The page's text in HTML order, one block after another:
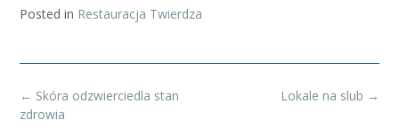
Posted in Restauracja Twierdza
Post
navigation
Lokale na slub →
← Skóra odzwierciedla stan
zdrowia